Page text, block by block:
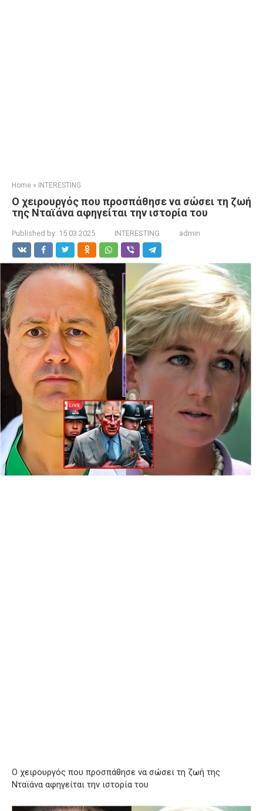
Home » INTERESTING
Ο χειρουργός που προσπάθησε να σώσει τη ζωή
της Νταϊάνα αφηγείται την ιστορία του
Published by: 15.03.2025 INTERESTING admin
Ο χειρουργός που προσπάθησε να σώσει τη ζωή της
Νταϊάνα αφηγείται την ιστορία του